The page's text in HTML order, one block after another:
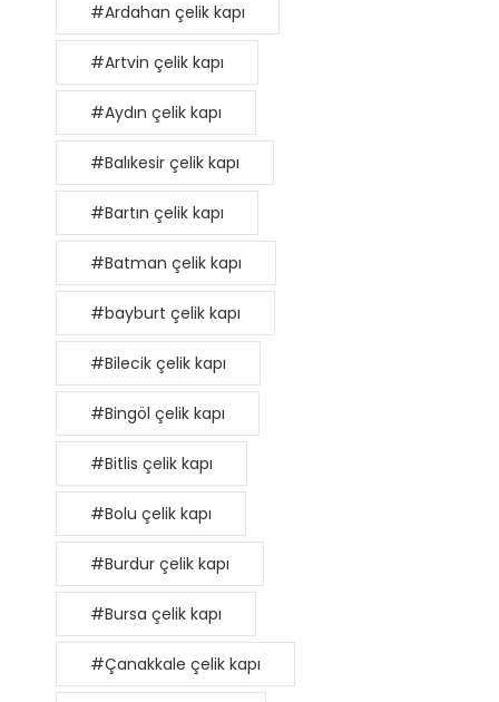
#Ardahan çelik kapı
#Artvin çelik kapı
#Aydın çelik kapı
#Balıkesir çelik kapı
#Bartın çelik kapı
#Batman çelik kapı
#bayburt çelik kapı
#Bilecik çelik kapı
#Bingöl çelik kapı
#Bitlis çelik kapı
#Bolu çelik kapı
#Burdur çelik kapı
#Bursa çelik kapı
#Çanakkale çelik kapı